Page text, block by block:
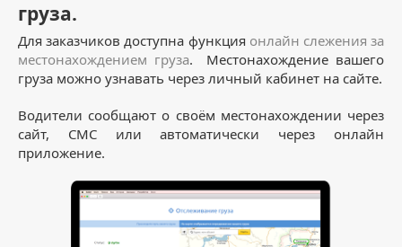
груза.
Для заказчиков доступна функция онлайн слежения за
местонахождением груза. Местонахождение вашего
груза можно узнавать через личный кабинет на сайте.
Водители сообщают о своём местонахождении через
сайт, СМС или автоматически через онлайн
приложение.